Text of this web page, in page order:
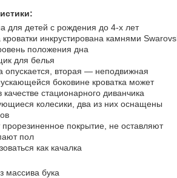
для детей с рождения до 4-х лет
кроватки инкрустирована камнями
положения дна
для белья
опускается, вторая — неподвижная
боковине кроватка может
качестве стационарного диванчика
колесики, два из них оснащены
покрытие, не оставляют
пол
как качалка
массива бука